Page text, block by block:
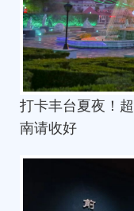
打卡丰台夏夜！
南请收好